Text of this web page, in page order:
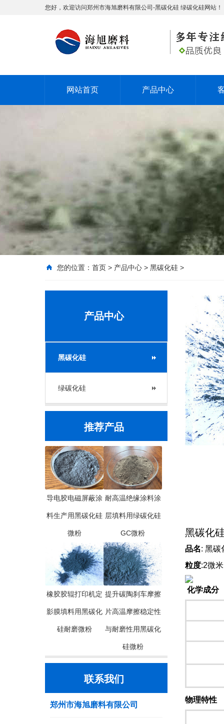
您好，欢迎访问郑州市海旭磨料有限公司-黑碳化硅 绿碳化硅网站！
网站首页 产品中心
您的位置： 首页 > 产品中心 > 黑碳化硅 >
产品中心
黑碳化硅
绿碳化硅
推荐产品
导电胶电磁屏蔽涂
料生产用黑碳化硅
微粉
耐高温绝缘涂料涂
层填料用绿碳化硅
GC微粉
橡胶胶辊打印机定
影膜填料用黑碳化
硅耐磨微粉
提升碳陶刹车摩擦
片高温摩擦稳定性
与耐磨性用黑碳化
硅微粉
联系我们
郑州市海旭磨料有限公司
黑碳化
品名:
粒度:2微
化学成分
物理特性